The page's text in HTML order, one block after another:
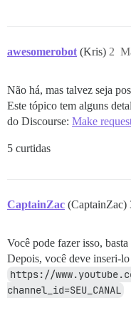
awesomerobot (Kris) 2
Não há, mas talvez seja
Este tópico tem alguns
do Discourse: Make
5 curtidas
CaptainZac (CaptainZac)
Você pode fazer isso,
Depois, você deve inseri-
https://
channel_id=SEU_CANAL